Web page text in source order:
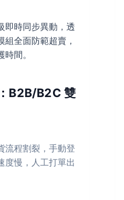
即時同步異動，透
組全面防範超賣，
間。
B2B/B2C 雙
流程割裂，手動登
度慢，人工打單出